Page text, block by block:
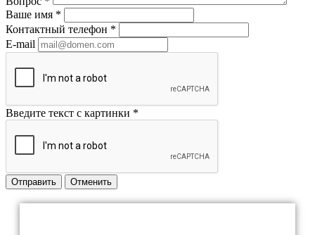
Ваше имя *
Контактный телефон *
E-mail
Введите текст с картинки *
Отправить Отменить